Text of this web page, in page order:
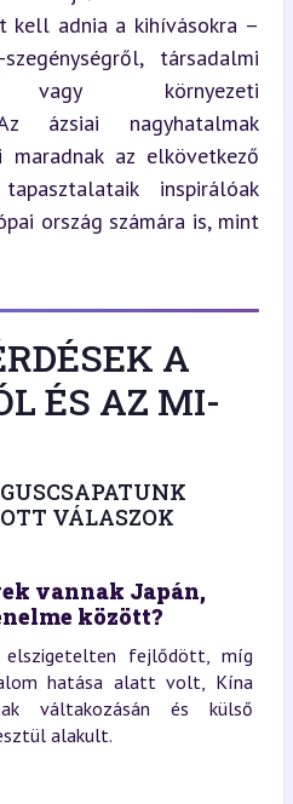
kell adnia a kihívásokra –
társadalmi
vagy környezeti
ázsiai nagyhatalmak
maradnak az elkövetkező
inspirálóak
ország számára is, mint
A
ÉS AZ MI-
VÁLASZOK
vannak Japán,
között?
elszigetelten fejlődött, míg
hatása alatt volt, Kína
váltakozásán és külső
alakult.